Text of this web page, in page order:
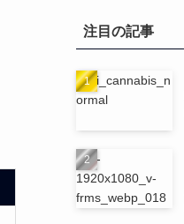
注目の記事